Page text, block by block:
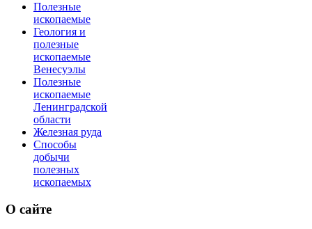
Полезные
ископаемые
Геология и
полезные
ископаемые
Венесуэлы
Полезные
ископаемые
Ленинградской
области
Железная руда
Способы
добычи
полезных
ископаемых
О сайте